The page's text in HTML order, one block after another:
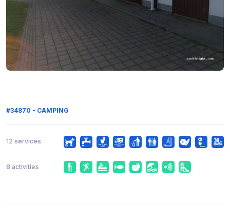
#34870 - CAMPING
12 services
8 activities